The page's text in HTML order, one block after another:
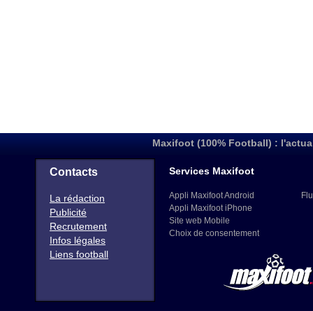
Maxifoot (100% Football) :
Contacts
La rédaction
Publicité
Recrutement
Infos légales
Liens football
Services Maxifoot
Appli Maxifoot Android
Appli Maxifoot iPhone
Site web Mobile
Choix de consentement